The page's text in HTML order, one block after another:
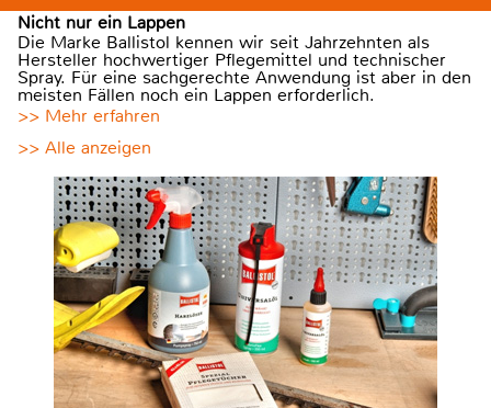
Nicht nur ein Lappen
Die Marke Ballistol kennen wir seit Jahrzehnten als
Hersteller hochwertiger Pflegemittel und technischer
Spray. Für eine sachgerechte Anwendung ist aber in den
meisten Fällen noch ein Lappen erforderlich.
>> Mehr erfahren
>> Alle anzeigen